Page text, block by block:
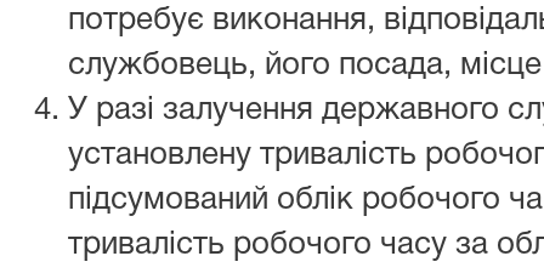
потребує виконання,
службовець, його посада,
У разі залучення державного
установлену тривалість
підсумований облік робочого
тривалість робочого часу за